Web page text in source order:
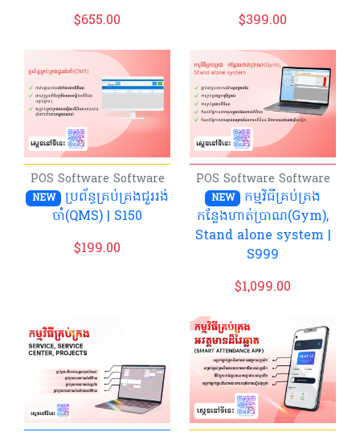
$655.00
$399.00
POS Software Software
NEW
ប្រព័ន្ធគ្រប់គ្រងជួររង់
ចាំ(QMS)​ | S150
$199.00
POS Software Software
NEW
កម្មវិធីគ្រប់គ្រង​
កន្លែងហាត់ប្រាណ(Gym),
Stand alone system |
S999
$1,099.00